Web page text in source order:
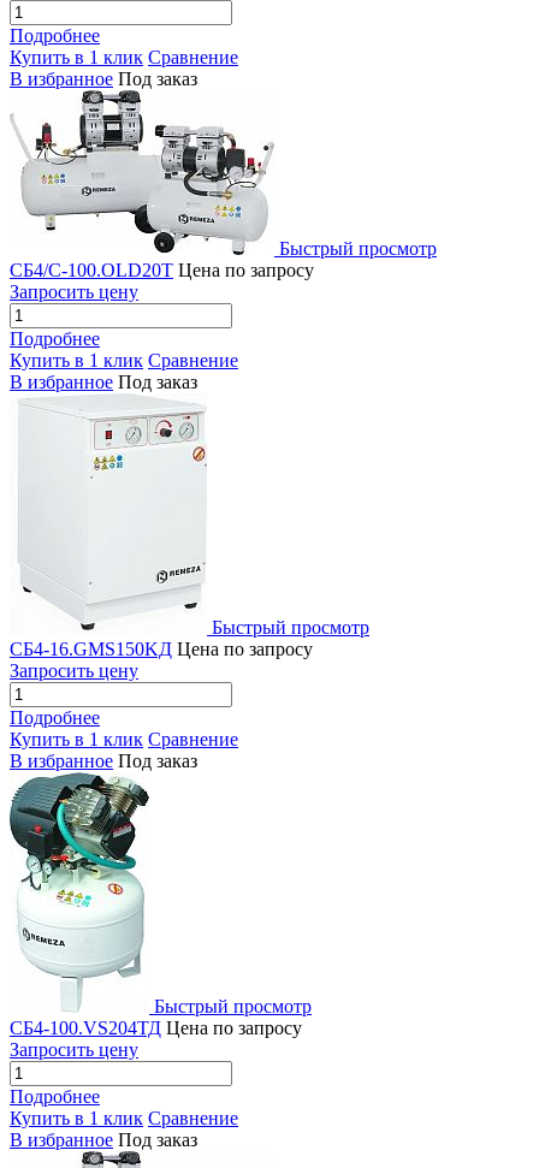
Подробнее
Купить в 1 клик Сравнение
В избранное Под заказ
Быстрый просмотр
СБ4/C-100.OLD20T Цена по запросу
Запросить цену
Подробнее
Купить в 1 клик Сравнение
В избранное Под заказ
Быстрый просмотр
СБ4-16.GMS150KД Цена по запросу
Запросить цену
Подробнее
Купить в 1 клик Сравнение
В избранное Под заказ
Быстрый просмотр
СБ4-100.VS204ТД Цена по запросу
Запросить цену
Подробнее
Купить в 1 клик Сравнение
В избранное Под заказ